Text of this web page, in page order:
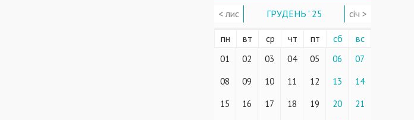
< лис ГРУДЕНЬ ' 25 січ >
пн вт ср чт пт сб вс
01 02 03 04 05 06
07
08
09 10 11 12 13
14
15
16 17 18 19 20
21